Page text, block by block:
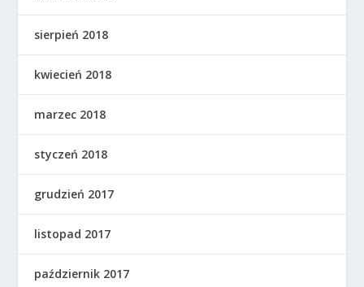
sierpień 2018
kwiecień 2018
marzec 2018
styczeń 2018
grudzień 2017
listopad 2017
październik 2017